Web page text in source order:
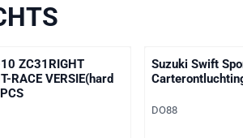
ZC31RIGHT
RACE VERSIE(hard
Suzuki Swift
Merk:
DO88